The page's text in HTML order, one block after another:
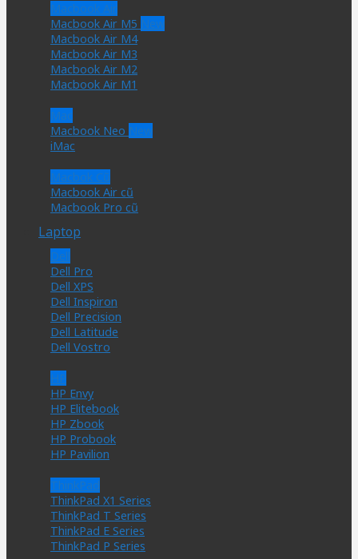
Macbook Air
Macbook Air M5
Macbook Air M4
Macbook Air M3
Macbook Air M2
Macbook Air M1
Mac
Macbook Neo
iMac
Macbok Cũ
Macbook Air cũ
Macbook Pro cũ
Laptop
Dell
Dell Pro
Dell XPS
Dell Inspiron
Dell Precision
Dell Latitude
Dell Vostro
HP
HP Envy
HP Elitebook
HP Zbook
HP Probook
HP Pavilion
ThinkPad
ThinkPad X1 Series
ThinkPad T Series
ThinkPad E Series
ThinkPad P Series